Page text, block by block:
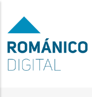
contenido
principal